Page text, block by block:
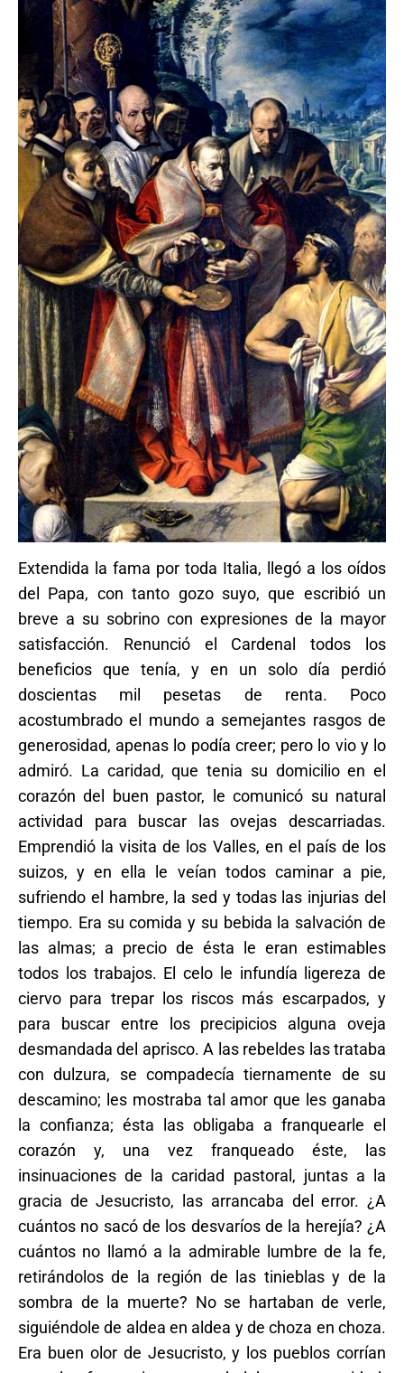
Extendida la fama por toda Italia, llegó a los oídos
del Papa, con tanto gozo suyo, que escribió un
breve a su sobrino con expresiones de la mayor
satisfacción. Renunció el Cardenal todos los
beneficios que tenía, y en un solo día perdió
doscientas mil pesetas de renta. Poco
acostumbrado el mundo a semejantes rasgos de
generosidad, apenas lo podía creer; pero lo vio y lo
admiró. La caridad, que tenia su domicilio en el
corazón del buen pastor, le comunicó su natural
actividad para buscar las ovejas descarriadas.
Emprendió la visita de los Valles, en el país de los
suizos, y en ella le veían todos caminar a pie,
sufriendo el hambre, la sed y todas las injurias del
tiempo. Era su comida y su bebida la salvación de
las almas; a precio de ésta le eran estimables
todos los trabajos. El celo le infundía ligereza de
ciervo para trepar los riscos más escarpados, y
para buscar entre los precipicios alguna oveja
desmandada del aprisco. A las rebeldes las trataba
con dulzura, se compadecía tiernamente de su
descamino; les mostraba tal amor que les ganaba
la confianza; ésta las obligaba a franquearle el
corazón y, una vez franqueado éste, las
insinuaciones de la caridad pastoral, juntas a la
gracia de Jesucristo, las arrancaba del error. ¿A
cuántos no sacó de los desvaríos de la herejía? ¿A
cuántos no llamó a la admirable lumbre de la fe,
retirándolos de la región de las tinieblas y de la
sombra de la muerte? No se hartaban de verle,
siguiéndole de aldea en aldea y de choza en choza.
Era buen olor de Jesucristo, y los pueblos corrían